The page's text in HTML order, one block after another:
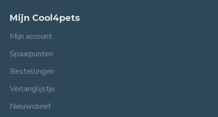
Mijn Cool4pets
Mijn account
Spaarpunten
Bestellingen
Verlanglijstje
Nieuwsbrief